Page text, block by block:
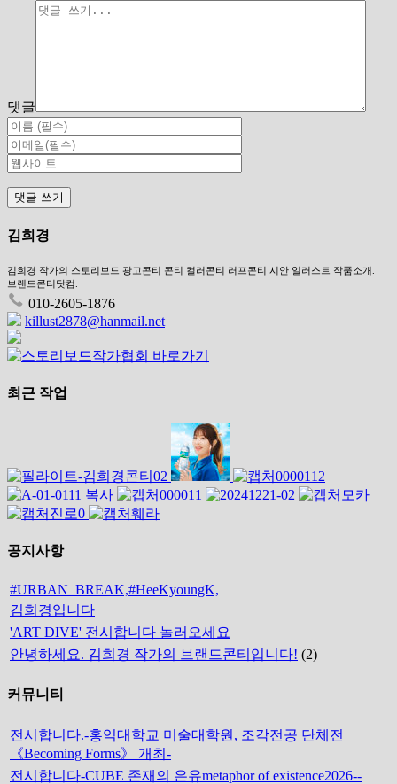
댓글
김희경
김희경 작가의 스토리보드 광고콘티 콘티 컬러콘티 러프콘티 시안 일러스트 작품소개.
브랜드콘티닷컴.
010-2605-1876
killust2878@hanmail.net
최근 작업
공지사항
#URBAN_BREAK,#HeeKyoungK,
김희경입니다
'ART DIVE' 전시합니다 놀러오세요
안녕하세요. 김희경 작가의 브랜드콘티입니다! (2)
커뮤니티
전시합니다.-홍익대학교 미술대학원, 조각전공 단체전
《Becoming Forms》 개최-
전시합니다-CUBE 존재의 은유metaphor of existence2026--